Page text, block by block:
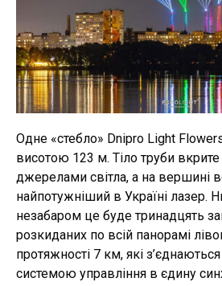
Одне «стебло» Dnipro Light
висотою 123 м. Тіло труби
джерелами світла, а на вершині
найпотужніший в Україні лазер.
незабаром це буде тринадцять
розкиданих по всій панорамі
протяжності 7 км, які
системою управління в єдину